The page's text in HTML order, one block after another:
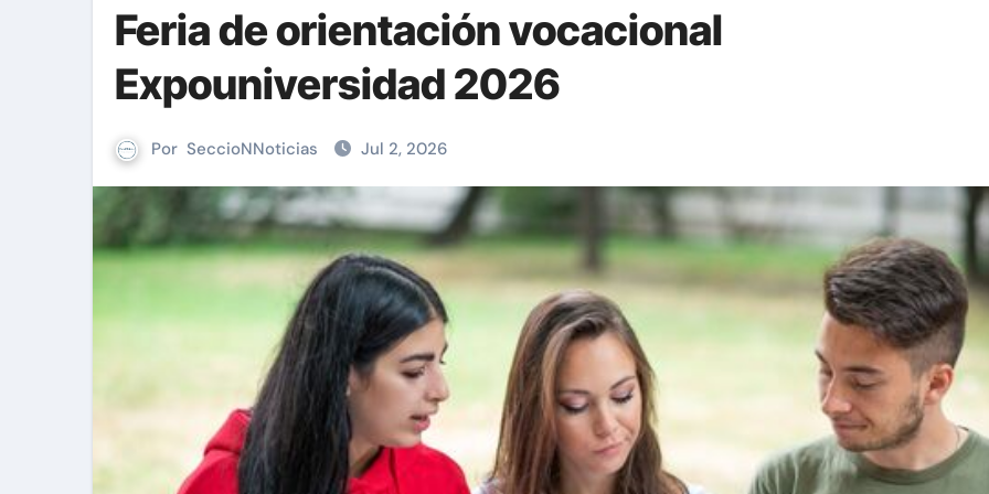
Feria de orientación vocacional
Expouniversidad 2026
Por SeccioNNoticias Jul 2, 2026